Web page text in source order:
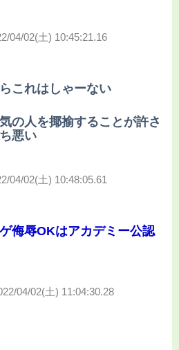
04/02(土) 10:45:21.16
これはしゃーない
の人を揶揄することが許さ
悪い
04/02(土) 10:48:05.61
侮辱OKはアカデミー公認
04/02(土) 11:04:30.28